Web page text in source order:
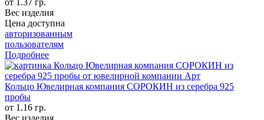
Вес изделия
Цена доступна
авторизованным
пользователям
Подробнее
Кольцо Ювелирная компания СОРОКИН из серебра 925
пробы
от 1.16 гр.
Вес изделия